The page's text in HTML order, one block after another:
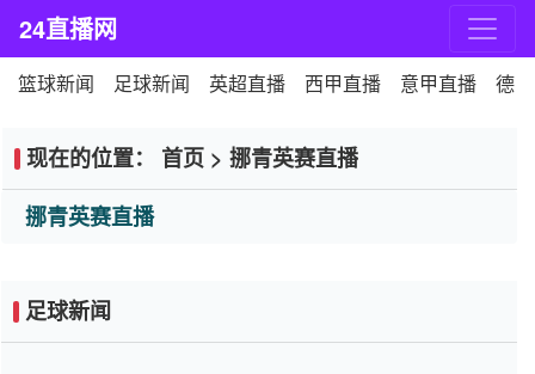
24直播网
篮球新闻 足球新闻 英超直播 西甲直播 意甲直播 德
现在的位置： 首页 > 挪青英赛直播
挪青英赛直播
足球新闻